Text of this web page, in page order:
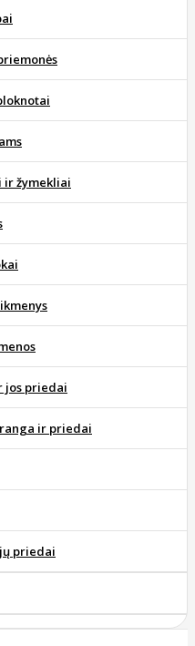
ir žymekliai
jos priedai
ir priedai
priedai